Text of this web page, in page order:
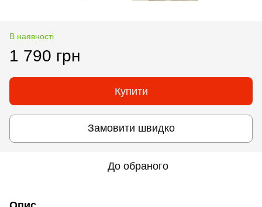
В наявності
1 790 грн
Купити
Замовити швидко
До обраного